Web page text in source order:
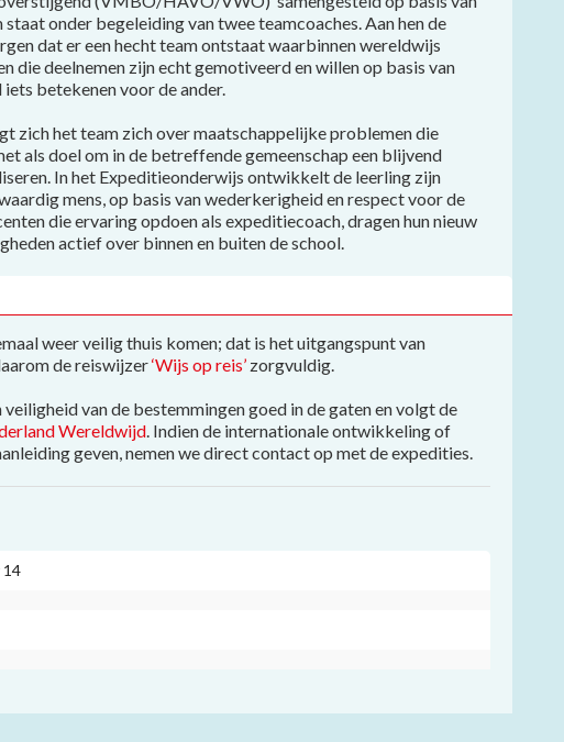
onder begeleiding van twee teamcoaches. Aan hen de
dat er een hecht team ontstaat waarbinnen wereldwijs
die deelnemen zijn echt gemotiveerd en willen op basis van
betekenen voor de ander.
zich het team zich over maatschappelijke problemen die
als doel om in de betreffende gemeenschap een blijvend
In het Expeditieonderwijs ontwikkelt de leerling zijn
mens, op basis van wederkerigheid en respect voor de
die ervaring opdoen als expeditiecoach, dragen hun nieuw
actief over binnen en buiten de school.
weer veilig thuis komen; dat is het uitgangspunt van
de reiswijzer‘Wijs op reis’zorgvuldig.
van de bestemmingen goed in de gaten en volgt de
Wereldwijd. Indien de internationale ontwikkeling of
geven, nemen we direct contact op met de expedities.
14